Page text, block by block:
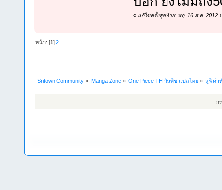
« แก้ไขครั้งสุดท้าย: พฤ. 16 ส.ค. 2012
หน้า: [1]2
Sritown Community » Manga Zone» One Piece TH วันพีช แปลไทย» ลูฟี่ค่า
ก